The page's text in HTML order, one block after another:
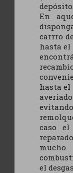
En
carrro
hasta el
hasta el
caso
el